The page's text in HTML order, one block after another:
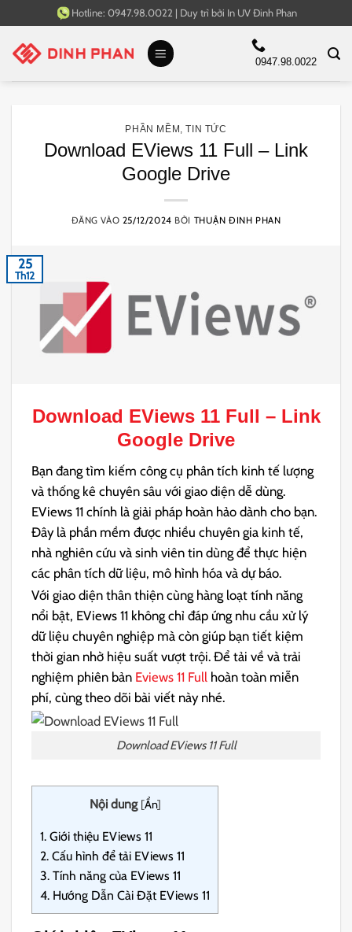
qua
nội
Hotline: 0947.98.0022 | Duy trì bởi In UV Đinh Phan
0947.98.0022
PHẦN MỀM ,TIN TỨC
Download EViews 11 Full – Link
Google Drive
ĐĂNG VÀO 25/12/2024 BỞI THUẬN ĐINH PHAN
25
Th12
Download EViews 11 Full – Link
Google Drive
Bạn đang tìm kiếm công cụ phân tích kinh tế lượng
và thống kê chuyên sâu với giao diện dễ dùng.
EViews 11 chính là giải pháp hoàn hảo dành cho bạn.
Đây là phần mềm được nhiều chuyên gia kinh tế,
nhà nghiên cứu và sinh viên tin dùng để thực hiện
các phân tích dữ liệu, mô hình hóa và dự báo.
Với giao diện thân thiện cùng hàng loạt tính năng
nổi bật, EViews 11 không chỉ đáp ứng nhu cầu xử lý
dữ liệu chuyên nghiệp mà còn giúp bạn tiết kiệm
thời gian nhờ hiệu suất vượt trội. Để tải về và trải
nghiệm phiên bản Eviews 11 Full hoàn toàn miễn
phí, cùng theo dõi bài viết này nhé.
Download EViews 11 Full
Nội dung [Ẩn]
1. Giới thiệu EViews 11
2. Cấu hình để tải EViews 11
3. Tính năng của EViews 11
4. Hướng Dẫn Cài Đặt EViews 11